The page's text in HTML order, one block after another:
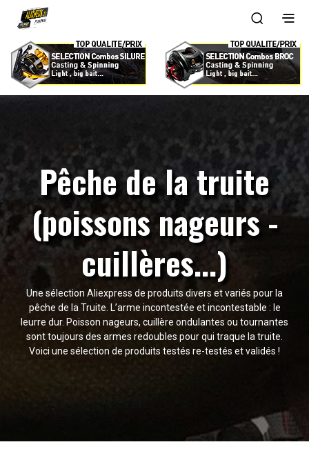
Pêche de la truite
(poissons nageurs -
cuillères...)
Une sélection Aliexpress de produits divers et variés pour la
pêche de la Truite. L’arme incontestée et incontestable : le
leurre dur. Poisson nageurs, cuillère ondulantes ou tournantes
sont toujours des armes redoubles pour qui traque la truite.
Voici une sélection de produits testés re-testés et validés !